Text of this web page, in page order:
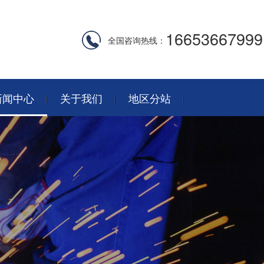
全国咨询热线： 16653667999
中心 关于我们 地区分站